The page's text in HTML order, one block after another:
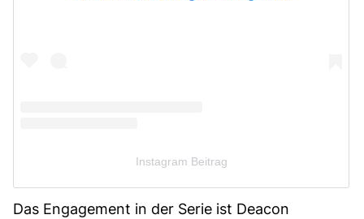
Instagram Beitrag
Das Engagement in der Serie ist Deacon